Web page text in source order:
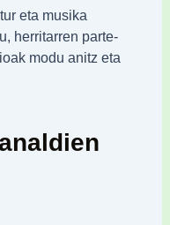
eta musika
herritarren parte-
modu anitz eta